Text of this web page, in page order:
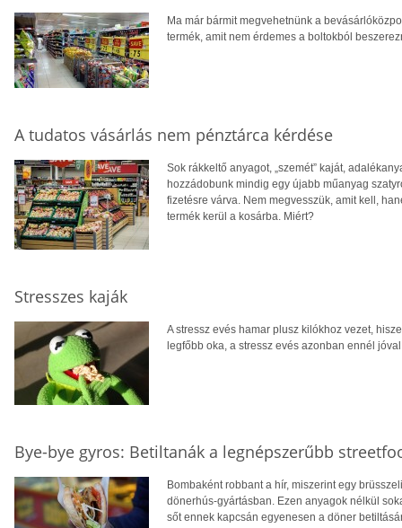
Ma már bármit megvehetnünk a
termék, amit nem érdemes a boltokból
A tudatos vásárlás nem pénztárca kérdése
Sok rákkeltő anyagot, „szemét” kaját,
hozzádobunk mindig egy újabb műanyag
fizetésre várva. Nem megvesszük, amit kell,
termék kerül a kosárba. Miért?
Stresszes kaják
A stressz evés hamar plusz kilókhoz vezet,
legfőbb oka, a stressz evés azonban ennél
Bye-bye gyros: Betiltanák a legnépszerűbb
Bombaként robbant a hír, miszerint egy
dönerhús-gyártásban. Ezen anyagok nélkül
sőt ennek kapcsán egyenesen a döner